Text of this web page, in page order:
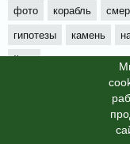
фото
корабль
гипотезы
камень
йети
© info-